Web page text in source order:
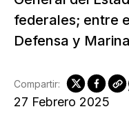
federales; entre
Defensa y
27 Febrero 2025
Compartir: